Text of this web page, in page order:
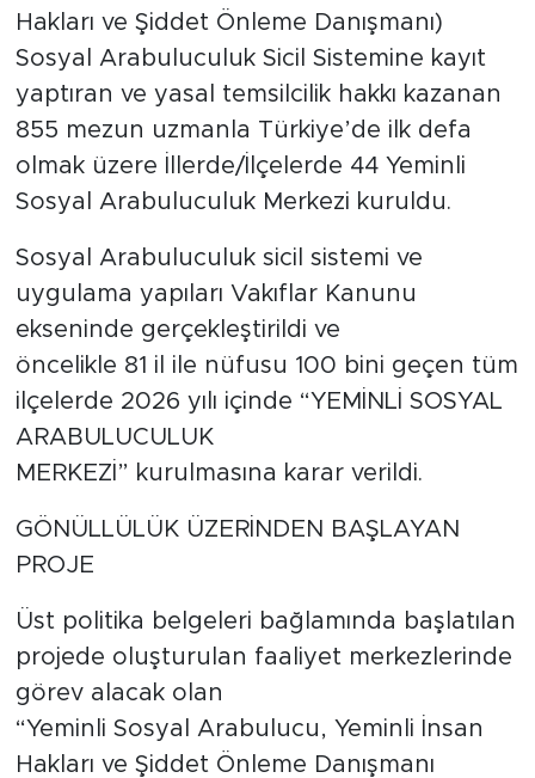
Hakları ve Şiddet Önleme Danışmanı)
Sosyal Arabuluculuk Sicil Sistemine kayıt
yaptıran ve yasal temsilcilik hakkı kazanan
855 mezun uzmanla Türkiye’de ilk defa
olmak üzere İllerde/İlçelerde 44 Yeminli
Sosyal Arabuluculuk Merkezi kuruldu.
Sosyal Arabuluculuk sicil sistemi ve
uygulama yapıları Vakıflar Kanunu
ekseninde gerçekleştirildi ve
öncelikle 81 il ile nüfusu 100 bini geçen tüm
ilçelerde 2026 yılı içinde “YEMİNLİ SOSYAL
ARABULUCULUK
MERKEZİ” kurulmasına karar verildi.
GÖNÜLLÜLÜK ÜZERİNDEN BAŞLAYAN
PROJE
Üst politika belgeleri bağlamında başlatılan
projede oluşturulan faaliyet merkezlerinde
görev alacak olan
“Yeminli Sosyal Arabulucu, Yeminli İnsan
Hakları ve Şiddet Önleme Danışmanı